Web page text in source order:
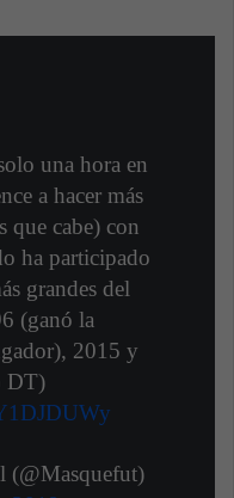
una hora en
a hacer más
que cabe) con
ha participado
grandes del
(ganó la
2015 y
DT)
(@Masquefut)